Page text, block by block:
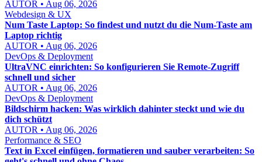
AUTOR • Aug 06, 2026
Webdesign & UX
Num Taste Laptop: So findest und nutzt du die Num-Taste am
Laptop richtig
AUTOR • Aug 06, 2026
DevOps & Deployment
UltraVNC einrichten: So konfigurieren Sie Remote-Zugriff
schnell und sicher
AUTOR • Aug 06, 2026
DevOps & Deployment
Bildschirm hacken: Was wirklich dahinter steckt und wie du
dich schützt
AUTOR • Aug 06, 2026
Performance & SEO
Text in Excel einfügen, formatieren und sauber verarbeiten: So